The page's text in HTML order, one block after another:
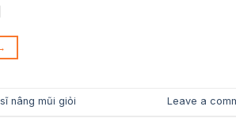
nâng mũi giỏi Leave a